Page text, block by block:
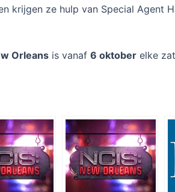
krijgen ze hulp van Special Agent
Orleans is vanaf 6 oktober elke